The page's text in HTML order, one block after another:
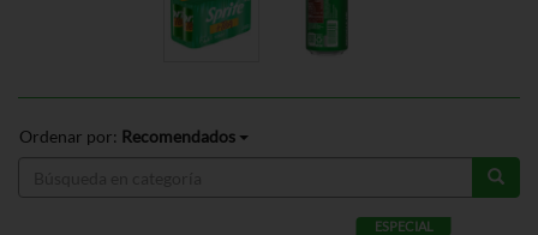
Ordenar por: Recomendados
ESPECIAL